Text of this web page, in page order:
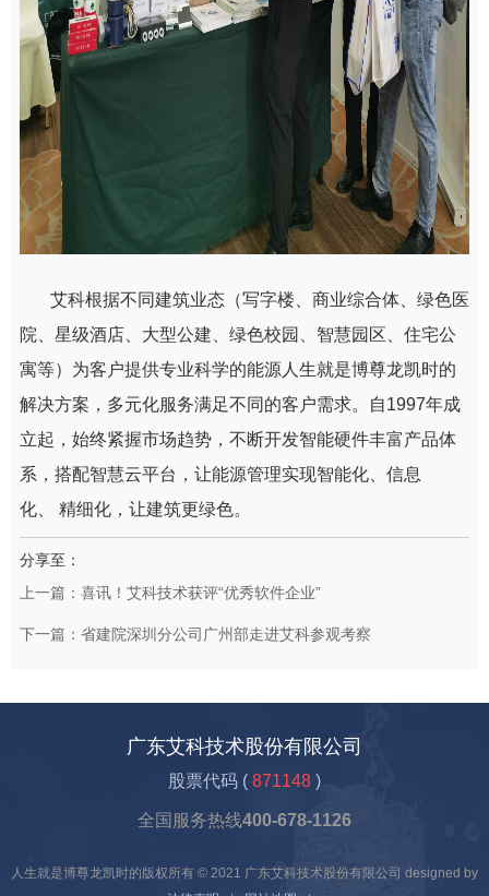
艾科根据不同建筑业态（写字楼、商业综合体、绿色医
院、星级酒店、大型公建、绿色校园、智慧园区、住宅公
寓等）为客户提供专业科学的能源人生就是博尊龙凯时的
解决方案，多元化服务满足不同的客户需求。自1997年成
立起，始终紧握市场趋势，不断开发智能硬件丰富产品体
系，搭配智慧云平台，让能源管理实现智能化、信息
化、 精细化，让建筑更绿色。
分享至：
上一篇：喜讯！艾科技术获评“优秀软件企业”
下一篇：省建院深圳分公司广州部走进艾科参观考察
广东艾科技术股份有限公司
股票代码 ( 871148 )
全国服务热线400-678-1126
人生就是博尊龙凯时的版权所有 © 2021 广东艾科技术股份有限公司 designed by